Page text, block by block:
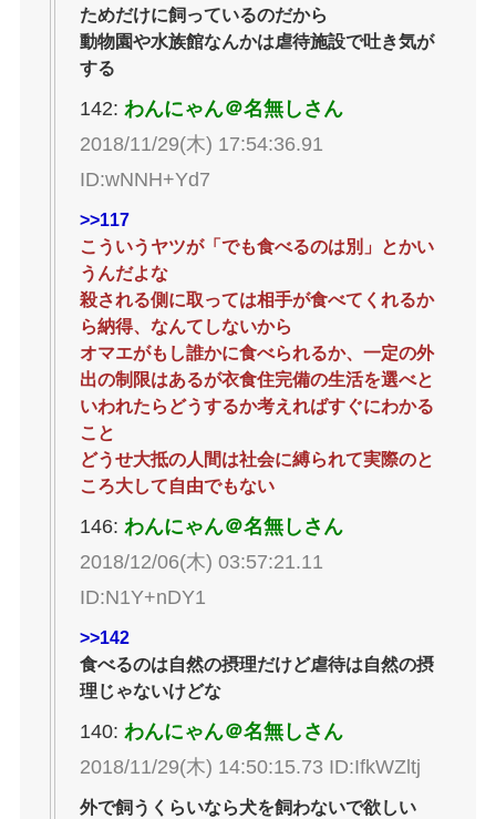
ためだけに飼っているのだから
動物園や水族館なんかは虐待施設で吐き気が
する
142: わんにゃん＠名無しさん
2018/11/29(木) 17:54:36.91
ID:wNNH+Yd7
>>117
こういうヤツが「でも食べるのは別」とかい
うんだよな
殺される側に取っては相手が食べてくれるか
ら納得、なんてしないから
オマエがもし誰かに食べられるか、一定の外
出の制限はあるが衣食住完備の生活を選べと
いわれたらどうするか考えればすぐにわかる
こと
どうせ大抵の人間は社会に縛られて実際のと
ころ大して自由でもない
146: わんにゃん＠名無しさん
2018/12/06(木) 03:57:21.11
ID:N1Y+nDY1
>>142
食べるのは自然の摂理だけど虐待は自然の摂
理じゃないけどな
140: わんにゃん＠名無しさん
2018/11/29(木) 14:50:15.73 ID:IfkWZltj
外で飼うくらいなら犬を飼わないで欲しい